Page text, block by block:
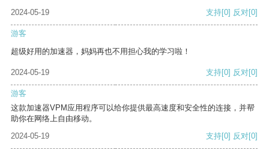
2024-05-19 支持[0] 反对[0]
游客
超级好用的加速器，妈妈再也不用担心我的学习啦！
2024-05-19 支持[0] 反对[0]
游客
这款加速器VPM应用程序可以给你提供最高速度和安全性的连接，并帮
助你在网络上自由移动。
2024-05-19
支持[0] 反对[0]